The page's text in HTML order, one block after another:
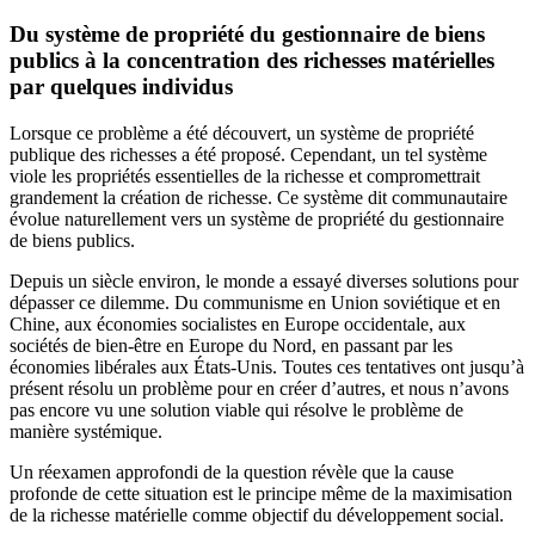
Du système de propriété du gestionnaire de biens
publics à la concentration des richesses matérielles
par quelques individus
Lorsque ce problème a été découvert, un système de propriété
publique des richesses a été proposé. Cependant, un tel système
viole les propriétés essentielles de la richesse et compromettrait
grandement la création de richesse. Ce système dit communautaire
évolue naturellement vers un système de propriété du gestionnaire
de biens publics.
Depuis un siècle environ, le monde a essayé diverses solutions pour
dépasser ce dilemme. Du communisme en Union soviétique et en
Chine, aux économies socialistes en Europe occidentale, aux
sociétés de bien-être en Europe du Nord, en passant par les
économies libérales aux États-Unis. Toutes ces tentatives ont jusqu’à
présent résolu un problème pour en créer d’autres, et nous n’avons
pas encore vu une solution viable qui résolve le problème de
manière systémique.
Un réexamen approfondi de la question révèle que la cause
profonde de cette situation est le principe même de la maximisation
de la richesse matérielle comme objectif du développement social.